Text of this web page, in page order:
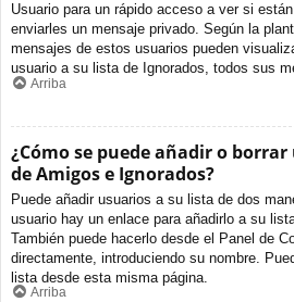
Usuario para un rápido acceso a ver si
enviarles un mensaje privado. Según la
mensajes de estos usuarios pueden
usuario a su lista de Ignorados, todos sus
Arriba
¿Cómo se puede añadir o
de Amigos e Ignorados?
Puede añadir usuarios a su lista de dos
usuario hay un enlace para añadirlo a su
También puede hacerlo desde el Panel de
directamente, introduciendo su nombre.
lista desde esta misma página.
Arriba